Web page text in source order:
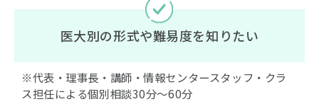
医大別の形式や難易度を知りたい
※代表・理事長・講師・情報センタースタッフ・クラ
ス担任による個別相談30分〜60分